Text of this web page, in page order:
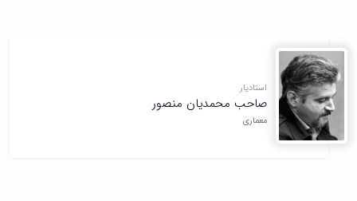
استادیار
صاحب محمدیان منصور
معماری